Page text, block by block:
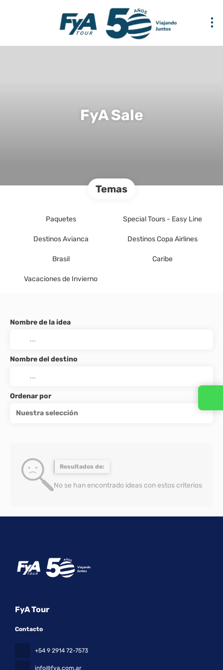
FyA Sale
Temas
Paquetes Special Tours - Easy Line
Destinos Avianca Destinos Copa Airlines
Brasil Caribe
Vacaciones de Invierno
Nombre de la idea
Nombre del destino
Ordenar por
Nuestra selección
Resultados de:
No se han encontrado ideas con estos criterios
FyA Tour
Contacto
+54 9 2914 72-7573
info@fya.com.ar